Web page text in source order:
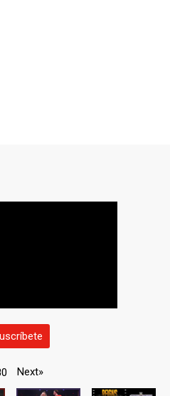
Next»